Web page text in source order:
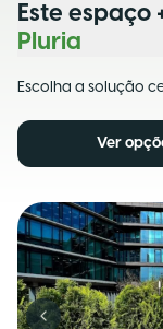
Este espaço
Pluria
Escolha a solução
Ver